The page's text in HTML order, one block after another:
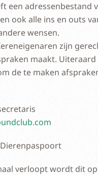
een
ook alle ins en outs
wensen.
zijn
maakt.
de te maken
verloopt wordt dit